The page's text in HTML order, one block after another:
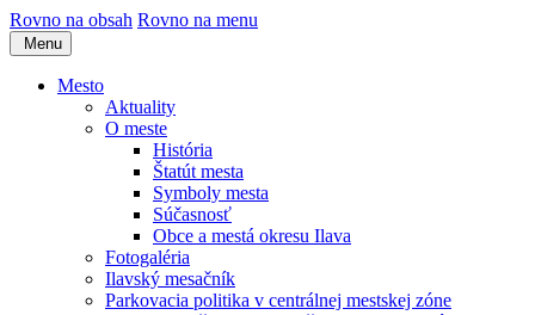
Rovno na obsah Rovno na menu
Menu
Mesto
Aktuality
O meste
História
Štatút mesta
Symboly mesta
Súčasnosť
Obce a mestá okresu Ilava
Fotogaléria
Ilavský mesačník
Parkovacia politika v centrálnej mestskej zóne